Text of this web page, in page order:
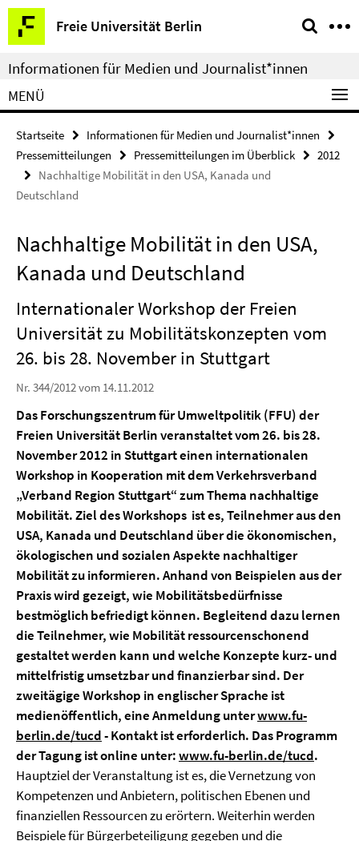
Springe
direkt
zu
Inhalt
Freie Universität Berlin
Service-
Navigation
Informationen für Medien und Journalist*innen
MENÜ
Startseite
Informationen für Medien und Journalist*innen
Pressemitteilungen
Pressemitteilungen im Überblick
2012
Nachhaltige Mobilität in den USA, Kanada und
Deutschland
Nachhaltige Mobilität in den USA,
Kanada und Deutschland
Internationaler Workshop der Freien
Universität zu Mobilitätskonzepten vom
26. bis 28. November in Stuttgart
Nr. 344/2012 vom 14.11.2012
Das Forschungszentrum für Umweltpolitik (FFU) der
Freien Universität Berlin veranstaltet vom 26. bis 28.
November 2012 in Stuttgart einen internationalen
Workshop in Kooperation mit dem Verkehrsverband
„Verband Region Stuttgart“ zum Thema nachhaltige
Mobilität. Ziel des Workshops ist es, Teilnehmer aus den
USA, Kanada und Deutschland über die ökonomischen,
ökologischen und sozialen Aspekte nachhaltiger
Mobilität zu informieren. Anhand von Beispielen aus der
Praxis wird gezeigt, wie Mobilitätsbedürfnisse
bestmöglich befriedigt können. Begleitend dazu lernen
die Teilnehmer, wie Mobilität ressourcenschonend
gestaltet werden kann und welche Konzepte kurz- und
mittelfristig umsetzbar und finanzierbar sind. Der
zweitägige Workshop in englischer Sprache ist
medienöffentlich, eine Anmeldung unterwww.fu-
berlin.de/tucd- Kontakt ist erforderlich. Das Programm
der Tagung ist online unter:www.fu-berlin.de/tucd.
Hauptziel der Veranstaltung ist es, die Vernetzung von
Kompetenzen und Anbietern, politischen Ebenen und
finanziellen Ressourcen zu erörtern. Weiterhin werden
Beispiele für Bürgerbeteiligung gegeben und die